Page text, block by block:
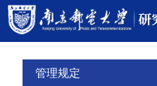
管理规定